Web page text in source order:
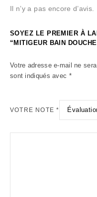
Il n’y a pas encore d’avis.
SOYEZ LE PREMIER À
“MITIGEUR BAIN
Votre adresse e-mail ne
sont indiqués avec *
VOTRE NOTE*